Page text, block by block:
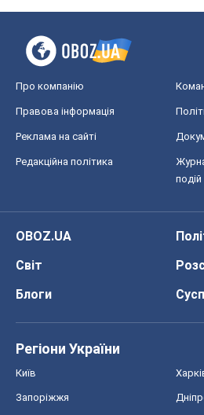
Про компанію
Правова інформація
Реклама на сайті
Редакційна політика
подій
OBOZ.UA
Світ
Блоги
Регіони України
Київ
Запоріжжя